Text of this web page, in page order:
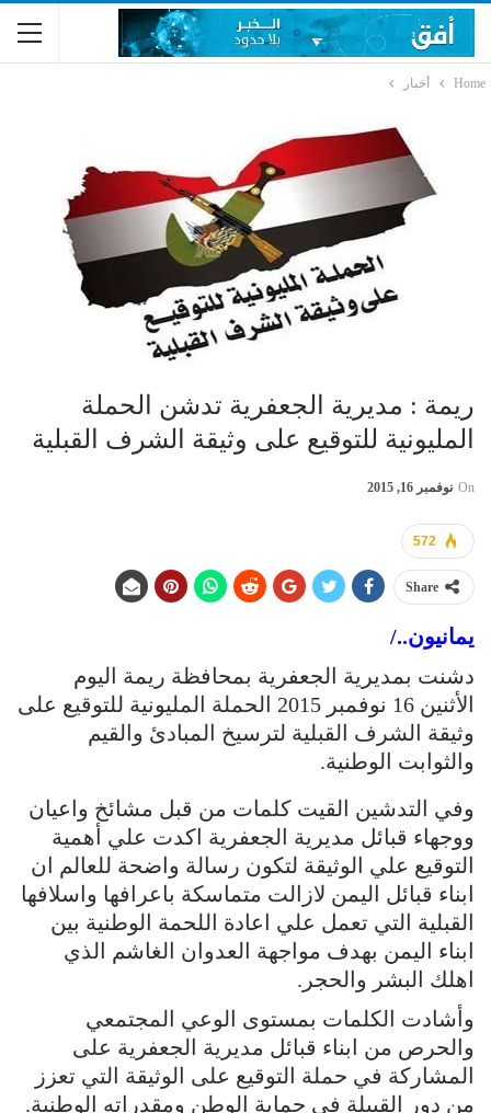
Home أخبار
ريمة : مديرية الجعفرية تدشن الحملة
المليونية للتوقيع على وثيقة الشرف القبلية
On نوفمبر 16, 2015
572
Share
يمانيون../
دشنت بمديرية الجعفرية بمحافظة ريمة اليوم
الأثنين 16 نوفمبر 2015 الحملة المليونية للتوقيع على
وثيقة الشرف القبلية لترسيخ المبادئ والقيم
والثوابت الوطنية.
وفي التدشين القيت كلمات من قبل مشائخ واعيان
ووجهاء قبائل مديرية الجعفرية اكدت علي أهمية
التوقيع علي الوثيقة لتكون رسالة واضحة للعالم ان
ابناء قبائل اليمن لازالت متماسكة باعرافها واسلافها
القبلية التي تعمل علي اعادة اللحمة الوطنية بين
ابناء اليمن بهدف مواجهة العدوان الغاشم الذي
اهلك البشر والحجر.
وأشادت الكلمات بمستوى الوعي المجتمعي
والحرص من ابناء قبائل مديرية الجعفرية على
المشاركة في حملة التوقيع على الوثيقة التي تعزز
من دور القبيلة في حماية الوطن ومقدراته الوطنية.